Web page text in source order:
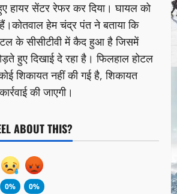
हायर सेंटर रेफर कर दिया। घायल को
हेम चंद्र पंत ने बताया कि
के सीसीटीवी में कैद हुआ है जिसमें
हुए दिखाई दे रहा है। फिलहाल होटल
शिकायत नहीं की गई है, शिकायत
की जाएगी।
ABOUT THIS?
0%
0%